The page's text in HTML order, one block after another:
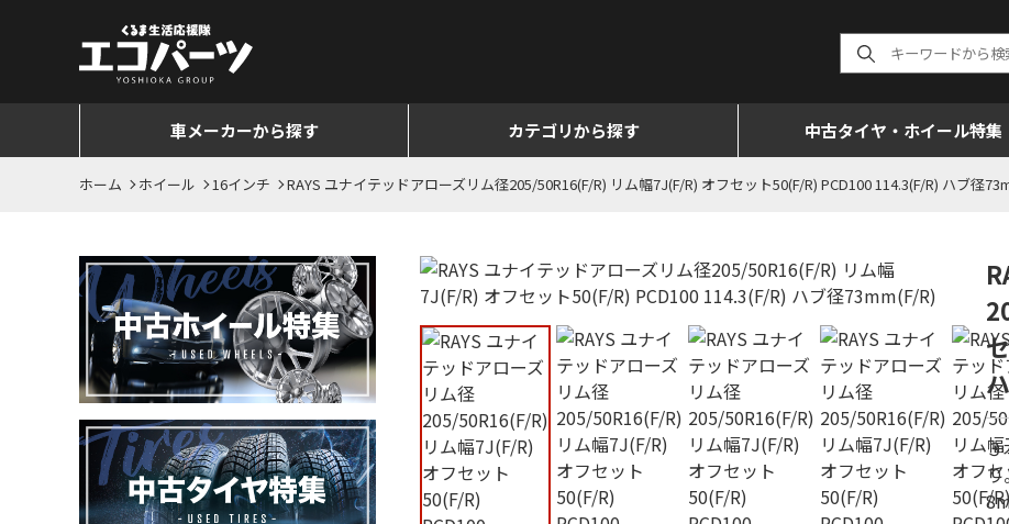
車メーカーから探す カテゴリから探す 中古タイヤ・ホイール特集
ホーム ホイール 16インチ RAYS ユナイテッドアローズリム径205/50R16(F/R) リム幅7J(F/R) オフセット50(F/R) PCD100 114.3(F/R) ハブ径